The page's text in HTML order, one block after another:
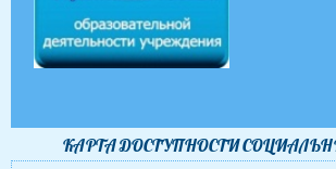
КАРТА ДОСТУПНОСТИ